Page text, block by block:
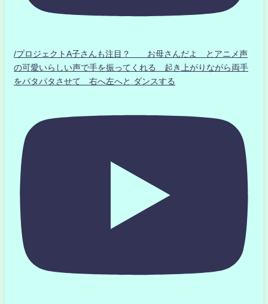
/プロジェクトA子さんも注目？ お母さんだよ とアニメ声
の可愛いらしい声で手を振ってくれる 起き上がりながら両手
をパタパタさせて 右へ左へと ダンスする